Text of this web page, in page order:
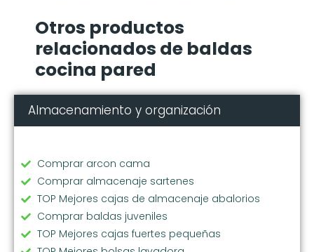
Otros productos
relacionados de baldas
cocina pared
Almacenamiento y organización
Comprar arcon cama
Comprar almacenaje sartenes
TOP Mejores cajas de almacenaje abalorios
Comprar baldas juveniles
TOP Mejores cajas fuertes pequeñas